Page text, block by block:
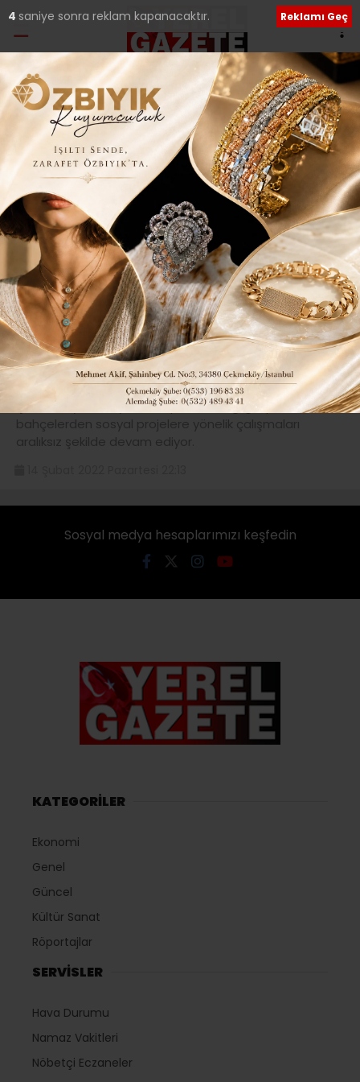
Etiket:Hizmet ve Yatırımlar
SANCAKTEPE’YE HİZMET YOLUNDA İLK 6 AYIN
HESABI VERİLDİ..
Sancaktepe Belediye Başkanı Alper Yeğin, ilçede
gerçekleştirdikleri hizmet ve projeleri, düzenlenen
programda kamuoyuna sundu. Toplantıda
05 Ekim 2024 Cumartesi 21:25
ÇEKMEKÖY’DE YENİ PROJELER TÜM HIZIYLA
DEVAM EDİYOR…
Çekmeköy Belediyesi’nin spordan sağlığa, park ve
bahçelerden sosyal projelere yönelik çalışmaları
aralıksız şekilde devam ediyor.
4 saniye sonra reklam kapanacaktır. Reklamı Geç
Sosyal medya hesaplarımızı keşfedin
KATEGORİLER
Ekonomi
Genel
Güncel
Kültür Sanat
Röportajlar
SERVİSLER
Hava Durumu
Namaz Vakitleri
Nöbetçi Eczaneler